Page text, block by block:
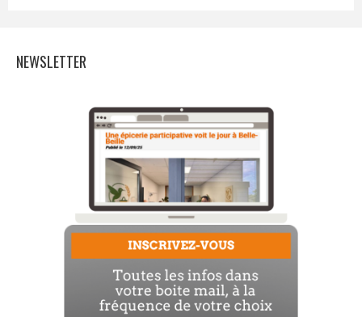
NEWSLETTER